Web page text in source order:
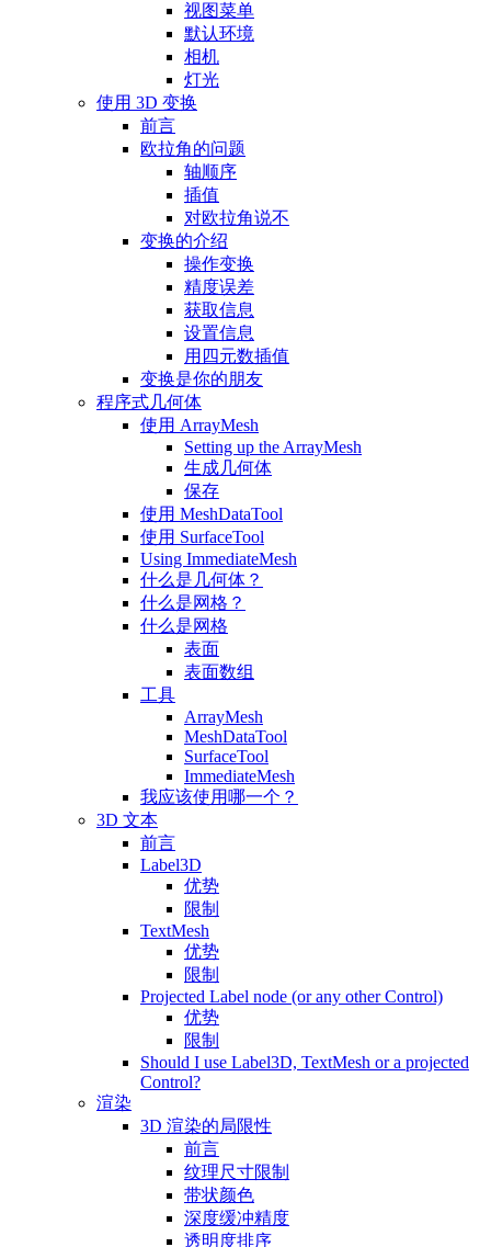
视图菜单
默认环境
相机
灯光
使用 3D 变换
前言
欧拉角的问题
轴顺序
插值
对欧拉角说不
变换的介绍
操作变换
精度误差
获取信息
设置信息
用四元数插值
变换是你的朋友
程序式几何体
使用 ArrayMesh
Setting up the ArrayMesh
生成几何体
保存
使用 MeshDataTool
使用 SurfaceTool
Using ImmediateMesh
什么是几何体？
什么是网格？
什么是网格
表面
表面数组
工具
ArrayMesh
MeshDataTool
SurfaceTool
ImmediateMesh
我应该使用哪一个？
3D 文本
前言
Label3D
优势
限制
TextMesh
优势
限制
Projected Label node (or any other Control)
优势
限制
Should I use Label3D, TextMesh or a projected
Control?
渲染
3D 渲染的局限性
前言
纹理尺寸限制
带状颜色
深度缓冲精度
透明度排序